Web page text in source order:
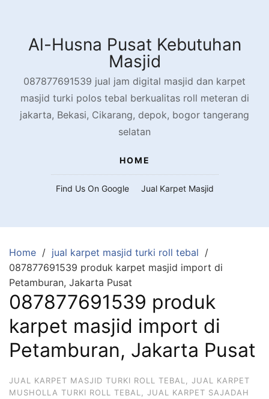
contentAl-Husna Pusat Kebutuhan
Masjid
087877691539 jual jam digital masjid dan karpet
masjid turki polos tebal berkualitas roll meteran di
jakarta, Bekasi, Cikarang, depok, bogor tangerang
selatan
HOME
Find Us On Google Jual Karpet Masjid
Home
jual karpet masjid turki roll tebal
087877691539 produk karpet masjid import di
Petamburan, Jakarta Pusat
087877691539 produk
karpet masjid import di
Petamburan, Jakarta Pusat
JUAL KARPET MASJID TURKI ROLL TEBAL
JUAL KARPET
MUSHOLLA TURKI ROLL TEBAL
JUAL KARPET SAJADAH